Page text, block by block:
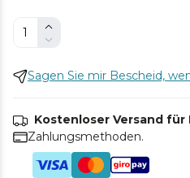
Sagen Sie mir Bescheid,
Kostenloser Versand
Zahlungsmethoden.